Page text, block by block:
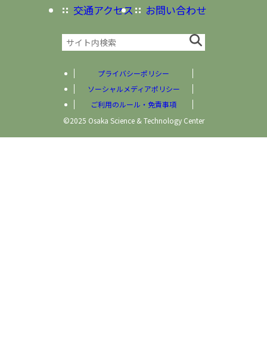
交通アクセス お問い合わせ
プライバシーポリシー
ソーシャルメディアポリシー
ご利用のルール・免責事項
©2025 Osaka Science & Technology Center